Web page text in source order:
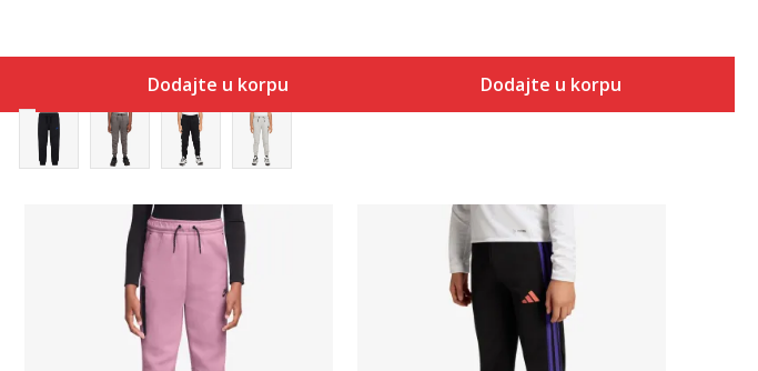
Dodajte u korpu Dodajte u korpu
Uporedi Uporedi